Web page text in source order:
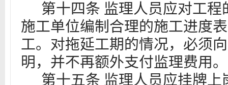
第十四条 监理人员应对工
施工单位编制合理的施工进度
工。对拖延工期的情况，必须
明，并不再额外支付监理费用。
第十五条 监理人员应挂牌